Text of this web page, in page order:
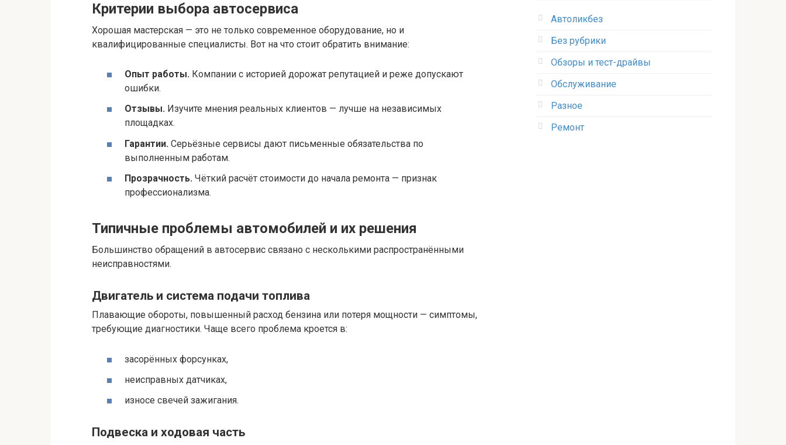
Критерии выбора автосервиса
Хорошая мастерская — это не только современное оборудование, но и
квалифицированные специалисты. Вот на что стоит обратить внимание:
Опыт работы. Компании с историей дорожат репутацией и реже допускают
ошибки.
Отзывы. Изучите мнения реальных клиентов — лучше на независимых
площадках.
Гарантии. Серьёзные сервисы дают письменные обязательства по
выполненным работам.
Прозрачность. Чёткий расчёт стоимости до начала ремонта — признак
профессионализма.
Типичные проблемы автомобилей и их решения
Большинство обращений в автосервис связано с несколькими распространёнными
неисправностями.
Двигатель и система подачи топлива
Плавающие обороты, повышенный расход бензина или потеря мощности — симптомы,
требующие диагностики. Чаще всего проблема кроется в:
засорённых форсунках,
неисправных датчиках,
износе свечей зажигания.
Подвеска и ходовая часть
Автоликбез
Без рубрики
Обзоры и тест-драйвы
Обслуживание
Разное
Ремонт